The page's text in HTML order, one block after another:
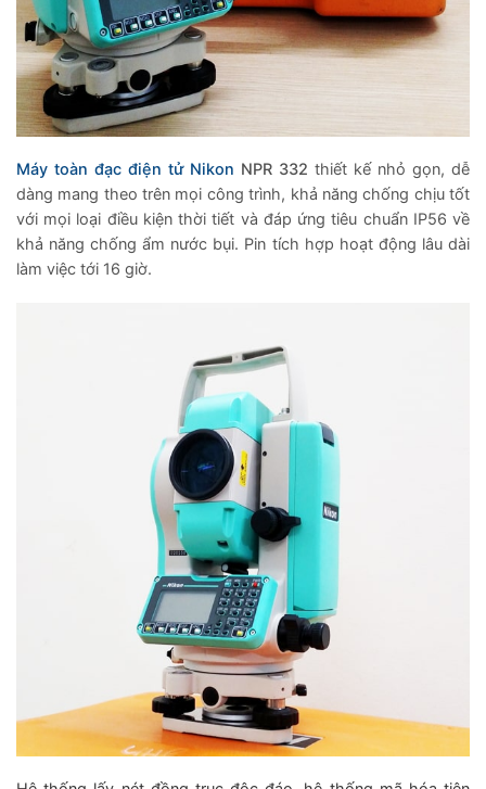
Máy toàn đạc điện tử Nikon NPR 332 thiết kế nhỏ gọn, dễ
dàng mang theo trên mọi công trình, khả năng chống chịu tốt
với mọi loại điều kiện thời tiết và đáp ứng tiêu chuẩn IP56 về
khả năng chống ẩm nước bụi. Pin tích hợp hoạt động lâu dài
làm việc tới 16 giờ.